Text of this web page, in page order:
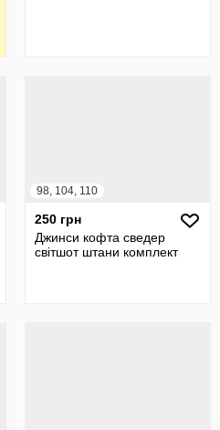
98, 104, 110
250 грн
Джинси кофта сведер
світшот штани комплект